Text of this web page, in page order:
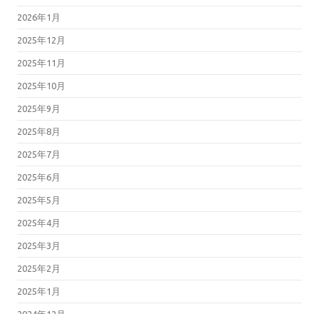
2026年1月
2025年12月
2025年11月
2025年10月
2025年9月
2025年8月
2025年7月
2025年6月
2025年5月
2025年4月
2025年3月
2025年2月
2025年1月